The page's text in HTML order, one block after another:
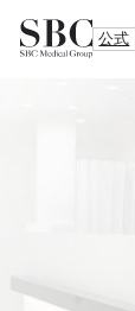
公式